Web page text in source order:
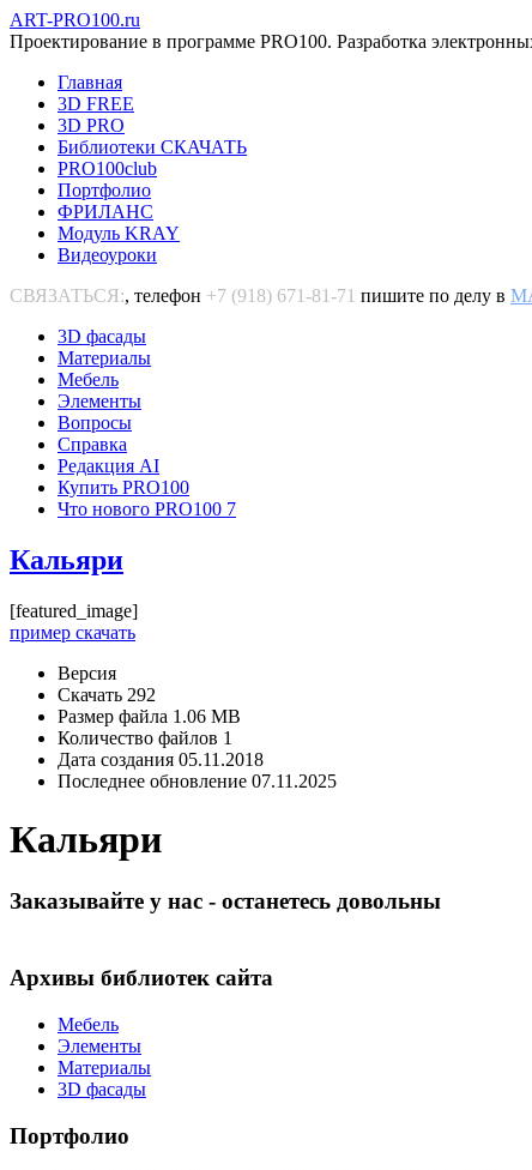
ART-PRO100.ru
Проектирование в программе PRO100. Разработка
Главная
3D FREE
3D PRO
Библиотеки СКАЧАТЬ
PRO100club
Портфолио
ФРИЛАНС
Модуль KRAY
Видеоуроки
СВЯЗАТЬСЯ:, телефон +7 (918) 671-81-71 пишите по делу в
3D фасады
Материалы
Мебель
Элементы
Вопросы
Справка
Редакция AI
Купить PRO100
Что нового PRO100 7
Кальяри
[featured_image]
пример скачать
Версия
Скачать 292
Размер файла 1.06 MB
Количество файлов 1
Дата создания 05.11.2018
Последнее обновление 07.11.2025
Кальяри
Заказывайте у нас - останетесь довольны
Архивы библиотек сайта
Мебель
Элементы
Материалы
3D фасады
Портфолио